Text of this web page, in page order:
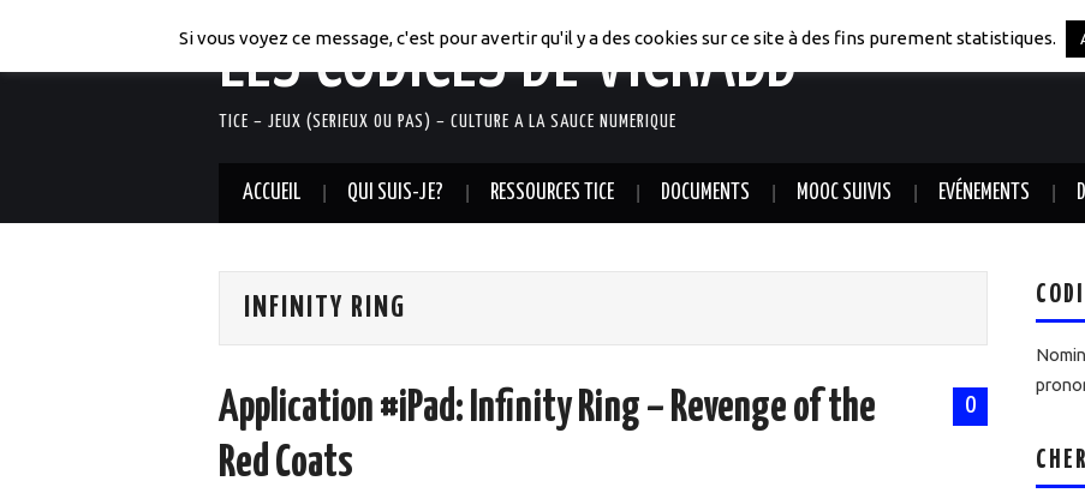
LES CODICES DE VICRABB
TICE – JEUX (SERIEUX OU PAS) – CULTURE A LA SAUCE NUMERIQUE
ACCUEIL QUI SUIS-JE? RESSOURCES TICE DOCUMENTS MOOC SUIVIS EVÉNEMENTS
INFINITY RING
0
Application #iPad: Infinity Ring – Revenge of the
Red Coats
Si vous voyez ce message, c'est pour avertir qu'il y a des cookies sur ce site à des fins purement statistiques.